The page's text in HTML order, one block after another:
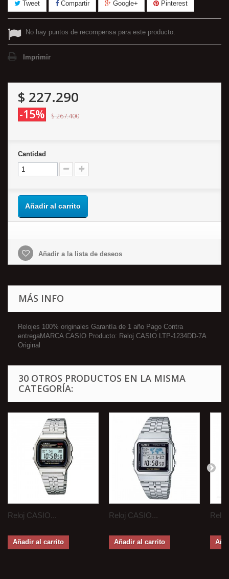
Tweet Compartir Google+ Pinterest
No hay puntos de recompensa para este producto.
Imprimir
$ 227.290
-15% $ 267.400
Cantidad
Añadir al carrito
Añadir a la lista de deseos
MÁS INFO
Relojes 100% originales Garantía de 1 año Pago Contra
entregaMARCA CASIO Producto: Reloj CASIO LTP-1234DD-7A
Original
30 OTROS PRODUCTOS EN LA MISMA
CATEGORÍA:
Reloj CASIO...
Añadir al carrito
Reloj CASIO...
Añadir al carrito